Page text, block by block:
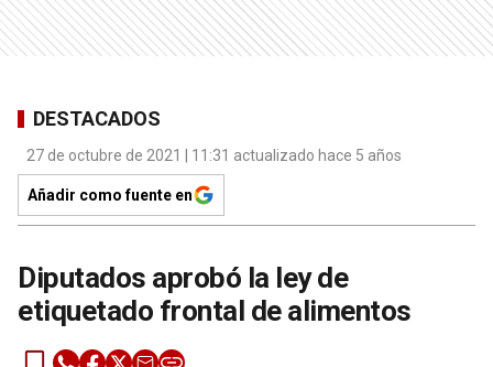
DESTACADOS
27 de octubre de 2021 | 11:31 actualizado hace 5 años
Añadir como fuente en
Diputados aprobó la ley de
etiquetado frontal de alimentos